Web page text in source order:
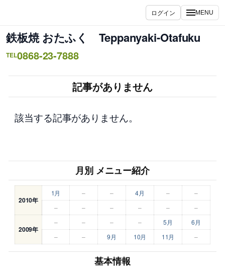
を
ス
キ
ログイン MENU
鉄板焼 おたふく Teppanyaki-Otafuku
TEL0868-23-7888
記事がありません
該当する記事がありません。
月別 メニュー紹介
2010年
1月 – – 4月 –
–
–
– – – – –
2009年
– – – – 5月
6月
–
– 9月 10月 11月 –
基本情報